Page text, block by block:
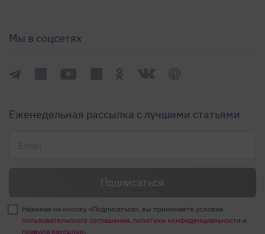
Мы в соцсетях
Еженедельная рассылка с лучшими статьями
Нажимая на кнопку «Подписаться», вы принимаете условия
пользовательского соглашения, политики конфиденциальности и
правила рассылок.